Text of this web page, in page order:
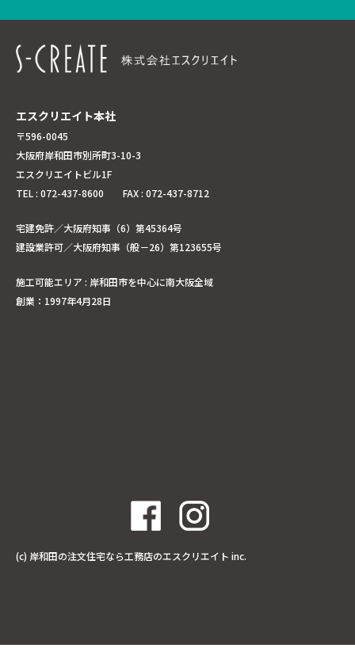
エスクリエイト本社
〒596-0045
大阪府岸和田市別所町3-10-3
エスクリエイトビル1F
TEL : 072-437-8600 FAX : 072-437-8712
宅建免許／大阪府知事（6）第45364号
建設業許可／大阪府知事（般－26）第123655号
施工可能エリア : 岸和田市を中心に南大阪全域
創業：1997年4月28日
(c) 岸和田の注文住宅なら工務店のエスクリエイト inc.